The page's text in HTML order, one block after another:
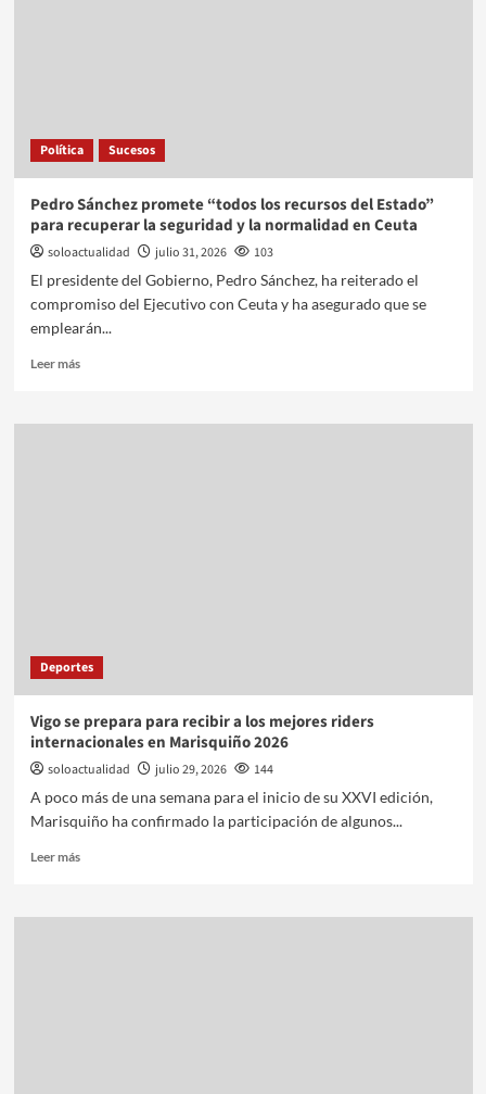
Política Sucesos
Pedro Sánchez promete “todos los recursos del Estado”
para recuperar la seguridad y la normalidad en Ceuta
soloactualidad julio 31, 2026
103
El presidente del Gobierno, Pedro Sánchez, ha reiterado el
compromiso del Ejecutivo con Ceuta y ha asegurado que se
emplearán...
Leer más
Deportes
Vigo se prepara para recibir a los mejores riders
internacionales en Marisquiño 2026
soloactualidad julio 29, 2026
144
A poco más de una semana para el inicio de su XXVI edición,
Marisquiño ha confirmado la participación de algunos...
Leer más